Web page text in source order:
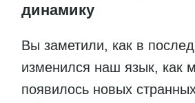
динамику
Вы заметили, как в
изменился наш язык, как
появилось новых